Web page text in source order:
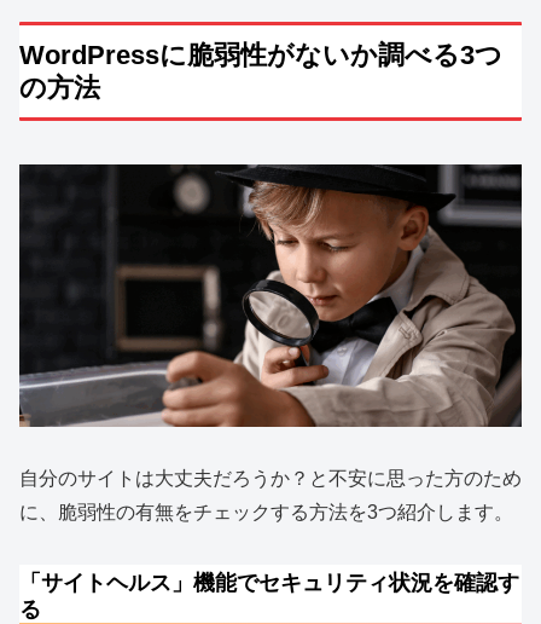
WordPressに脆弱性がないか調べる3つ
の方法
自分のサイトは大丈夫だろうか？と不安に思った方のため
に、脆弱性の有無をチェックする方法を3つ紹介します。
「サイトヘルス」機能でセキュリティ状況を確認す
る